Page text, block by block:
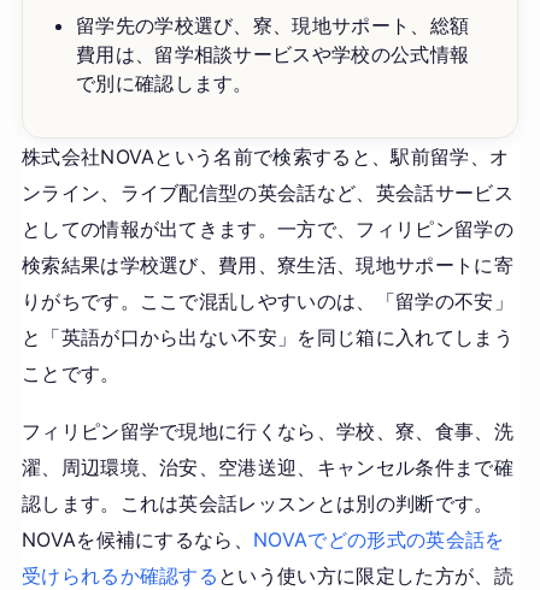
留学先の学校選び、寮、現地サポート、総額
費用は、留学相談サービスや学校の公式情報
で別に確認します。
株式会社NOVAという名前で検索すると、駅前留学、オ
ンライン、ライブ配信型の英会話など、英会話サービス
としての情報が出てきます。一方で、フィリピン留学の
検索結果は学校選び、費用、寮生活、現地サポートに寄
りがちです。ここで混乱しやすいのは、「留学の不安」
と「英語が口から出ない不安」を同じ箱に入れてしまう
ことです。
フィリピン留学で現地に行くなら、学校、寮、食事、洗
濯、周辺環境、治安、空港送迎、キャンセル条件まで確
認します。これは英会話レッスンとは別の判断です。
NOVAを候補にするなら、 NOVAでどの形式の英会話を
受けられるか確認する という使い方に限定した方が、読